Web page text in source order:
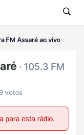
FM Assaré ao vivo
· 105.3 FM
votos
para esta rádio.